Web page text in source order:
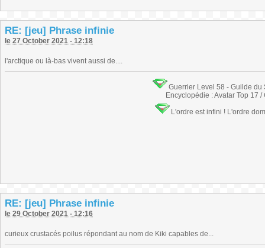
RE: [jeu] Phrase infinie
le 27 October 2021 - 12:18
l'arctique ou là-bas vivent aussi de....
Guerrier Level 58 - Guilde
Encyclopédie : Avatar Top 17 /
L'ordre est infini ! L'ordre
RE: [jeu] Phrase infinie
le 29 October 2021 - 12:16
curieux crustacés poilus répondant au nom de Kiki capables de...